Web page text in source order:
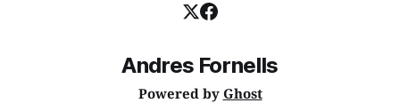
Andres Fornells
Powered by Ghost